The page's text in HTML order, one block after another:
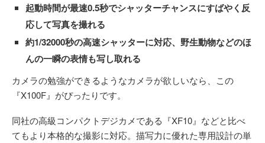
起動時間が最速0.5秒でシャッターチャンスにすばやく反
応して写真を撮れる
約1/32000秒の高速シャッターに対応、野生動物などのほ
んの一瞬の表情も写し取れる
カメラの勉強ができるようなカメラが欲しいなら、この
『X100F』がぴったりです。
同社の高級コンパクトデジカメである『XF10』などと比べ
てもより本格的な撮影に対応。描写力に優れた専用設計の単